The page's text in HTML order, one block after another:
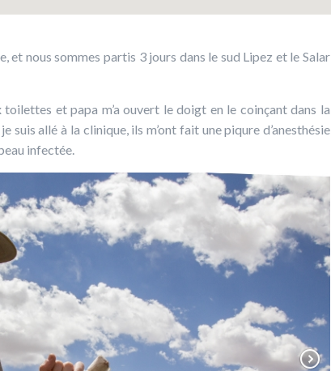
et nous sommes partis 3 jours dans le sud Lipez et le Salar
et papa m’a ouvert le doigt en le coinçant dans la
suis allé à la clinique, ils m’ont fait une piqure d’anesthésie
infectée.